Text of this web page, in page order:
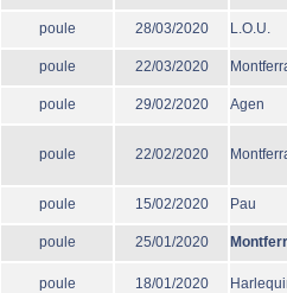
poule 28/03/2020 L.O.U.
poule 22/03/2020
poule 29/02/2020 Agen
poule 22/02/2020
poule 15/02/2020 Pau
poule 25/01/2020
poule 18/01/2020